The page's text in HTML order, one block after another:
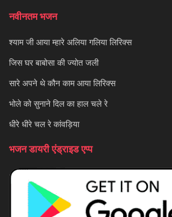
नवीनतम भजन
श्याम जी आया म्हारे अलिया गलिया लिरिक्स
जिस घर बाबोसा की ज्योत जली
सारे अपने थे कौन काम आया लिरिक्स
भोले को सुनाने दिल का हाल चले रे
धीरे धीरे चल रे कांवड़िया
भजन डायरी एंड्राइड एप्प